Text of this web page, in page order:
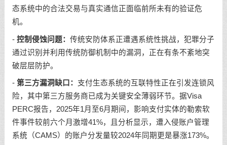
态系统中的合法交易与真实通信正面临前所未有的验证危
机。
- 控制侵蚀问题： 传统安防体系正遭遇系统性挑战，犯罪分子
通过识别并利用传统防御机制中的漏洞，正在有条不紊地突
破层层防护。
- 第三方漏洞缺口： 支付生态系统的互联特性正在引发连锁风
险，其中第三方服务商已成为关键安全薄弱环节。据Visa
PERC报告，2025年1月至6月期间，影响支付实体的勒索软
件事件较前六个月激增41%，且分析显示，遭入侵账户管理
系统（CAMS）的账户分发量较2024年同期更是暴涨173%。